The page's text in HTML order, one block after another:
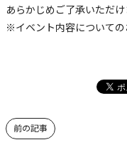
あらかじめご了承いただ
※イベント内容についての
前の記事